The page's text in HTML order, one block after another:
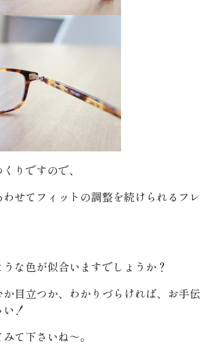
りですので、
せてフィットの調整を続けられるフレ
な色が似合いますでしょうか？
か目立つか、わかりづらければ、お手伝
！
て下さいね～。